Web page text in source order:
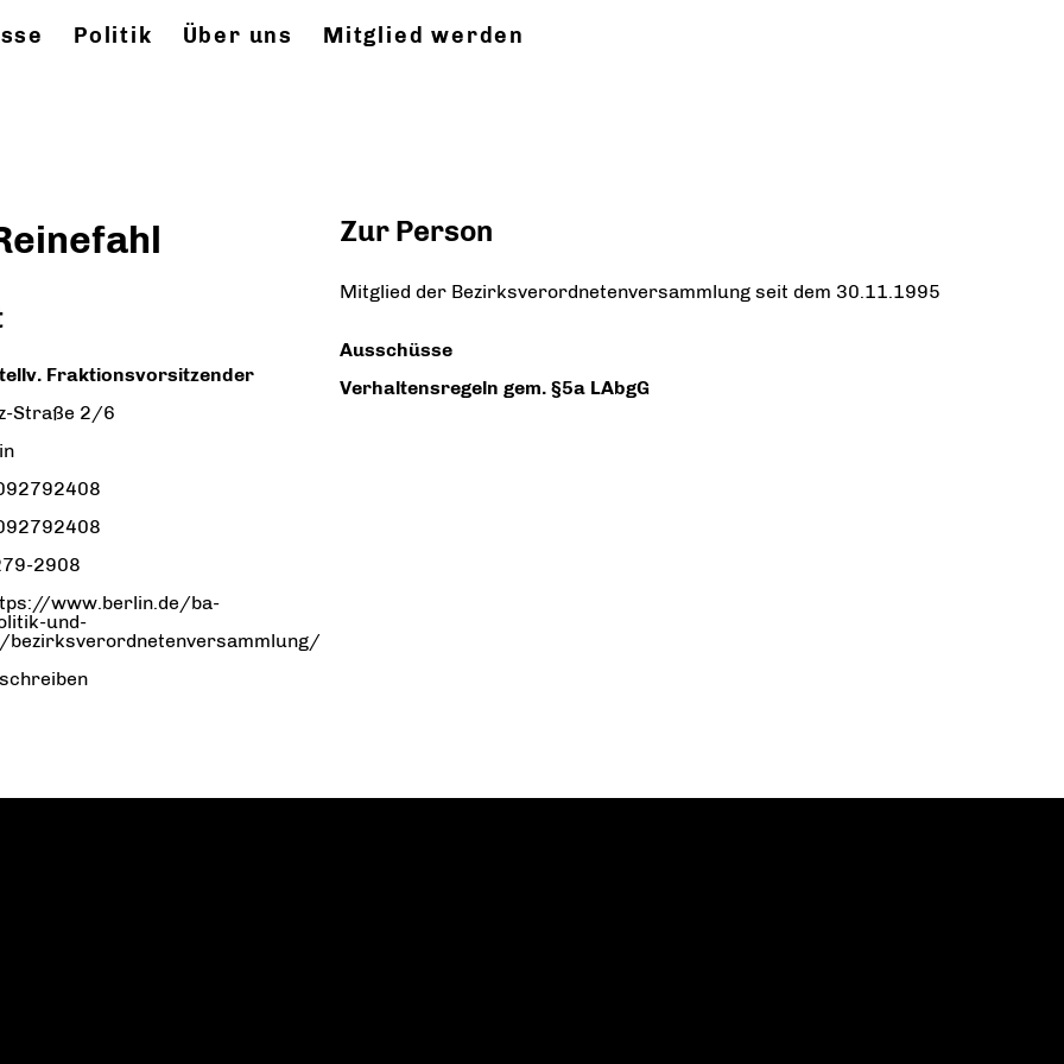
Politik Über uns Mitglied werden
Fraktionsvorsitzender
Straße 2/6
2908
www.berlin.de/ba-
und-
bezirksverordnetenversammlung/
Zur Person
Mitglied der Bezirksverordnetenversammlung seit dem 30.11.1995
Ausschüsse
Verhaltensregeln gem. §5a LAbgG